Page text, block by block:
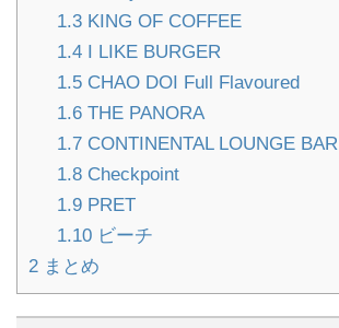
1.3KING OF COFFEE
1.4I LIKE BURGER
1.5CHAO DOI Full Flavoured
1.6THE PANORA
1.7CONTINENTAL LOUNGE BAR
1.8Checkpoint
1.9PRET
1.10ビーチ
2 まとめ